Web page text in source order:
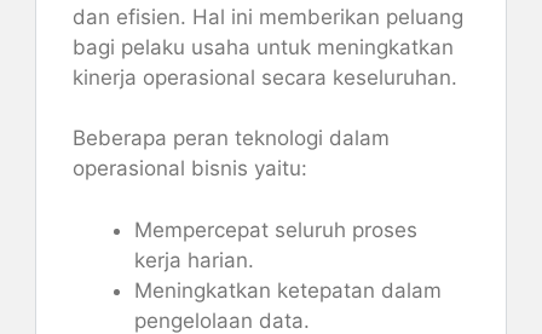
dan efisien. Hal ini memberikan peluang
bagi pelaku usaha untuk meningkatkan
kinerja operasional secara keseluruhan.
Beberapa peran teknologi dalam
operasional bisnis yaitu:
Mempercepat seluruh proses
kerja harian.
Meningkatkan ketepatan dalam
pengelolaan data.